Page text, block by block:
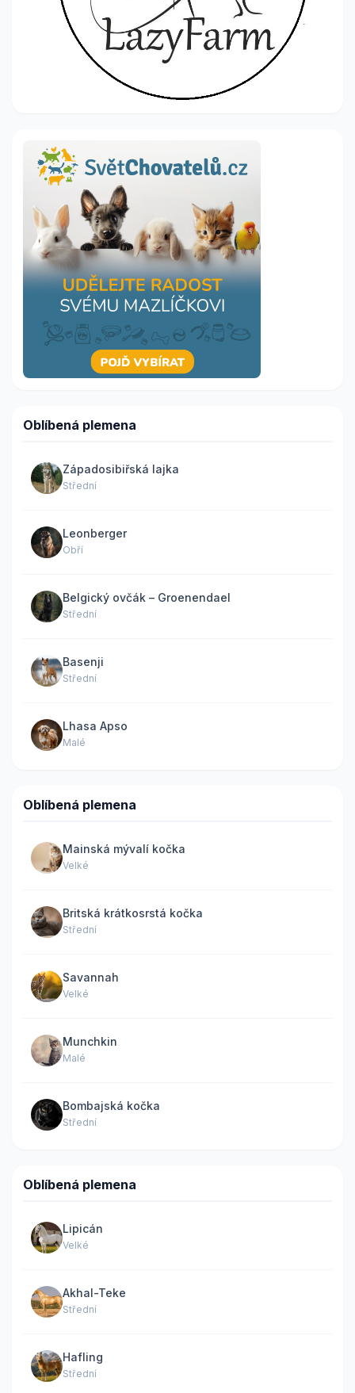
Oblíbená plemena
Západosibiřská lajka
Střední
Leonberger
Obří
Belgický ovčák – Groenendael
Střední
Basenji
Střední
Lhasa Apso
Malé
Oblíbená plemena
Mainská mývalí kočka
Velké
Britská krátkosrstá kočka
Střední
Savannah
Velké
Munchkin
Malé
Bombajská kočka
Střední
Oblíbená plemena
Lipicán
Velké
Akhal-Teke
Střední
Hafling
Střední